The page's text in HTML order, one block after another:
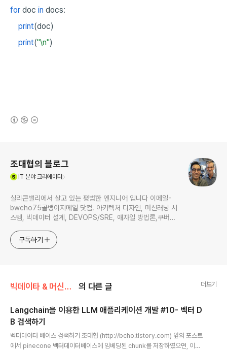
for doc in docs:
print(doc)
print("\n")
조대협의 블로그
IT 분야 크리에이터
실리콘밸리에서 살고 있는 평범한 엔지니어 입니다 이메일-
bwcho75골뱅이지메일 닷컴. 아키텍처 디자인, 머신러닝 시
스템, 빅데이터 설계, DEVOPS/SRE, 애자일 방법론,쿠버네
한 기술 멘토링과 강의 진행합니다. Linkedin :
https://www.linkedin.com/in/terrycho75/
구독하기
빅데이타 & 머신러닝/생성형 AI (ChatGPT etc) 의 다른 글 더보기
Langchain을 이용한 LLM 애플리케이션 개발 #10- 벡터 D
B 검색하기
벡터데이터 베이스 검색하기 조대협 (http://bcho.tistory.com) 앞의 포스트
에서 pinecone 벡터데이터베이스에 임베딩된 chunk를 저장하였으면, 이제